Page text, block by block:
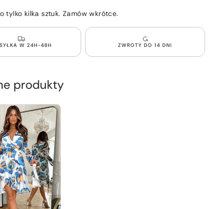
Sukienka
Różowa
LIA
tylko kilka sztuk. Zamów wkrótce.
W 24H-48H ZWROTY DO 14 DNI
produkty